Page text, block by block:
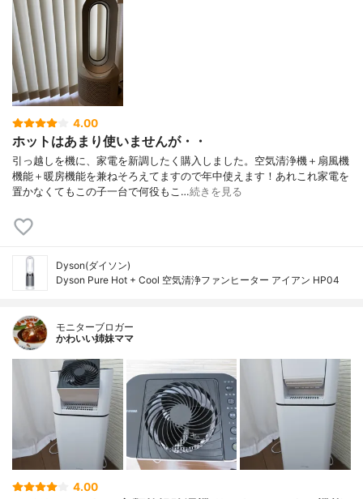
4.00
ホットはあまり使いませんが・・
引っ越しを機に、家電を新調したく購入しました。空気清浄機＋扇風機
機能＋暖房機能を兼ねそろえてますので年中使えます！あれこれ家電を
置かなくてもこの子一台で何役もこ…続きを見る
Dyson(ダイソン)
Dyson Pure Hot + Cool 空気清浄ファンヒーター アイアン HP04
モニターブロガー
かわいい姉妹ママ
4.00